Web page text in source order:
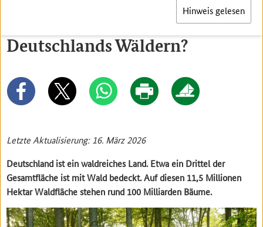
Wie viele Bäume wachsen in
Deutschlands Wäldern?
Letzte Aktualisierung: 16. März 2026
Deutschland ist ein waldreiches Land. Etwa ein Drittel der
Gesamtfläche ist mit Wald bedeckt. Auf diesen 11,5 Millionen
Hektar Waldfläche stehen rund 100 Milliarden Bäume.
Hinweis gelesen